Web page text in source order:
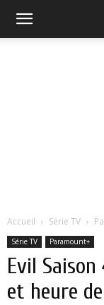
Accueil Série TV
Série TV Paramount+
Evil
et heure